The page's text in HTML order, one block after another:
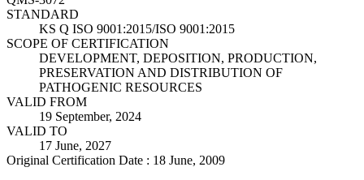
STANDARD
KS Q ISO 9001:2015/ISO 9001:2015
SCOPE OF CERTIFICATION
DEVELOPMENT, DEPOSITION, PRODUCTION,
PRESERVATION AND DISTRIBUTION OF
PATHOGENIC RESOURCES
VALID FROM
19 September, 2024
VALID TO
17 June, 2027
Original Certification Date : 18 June, 2009